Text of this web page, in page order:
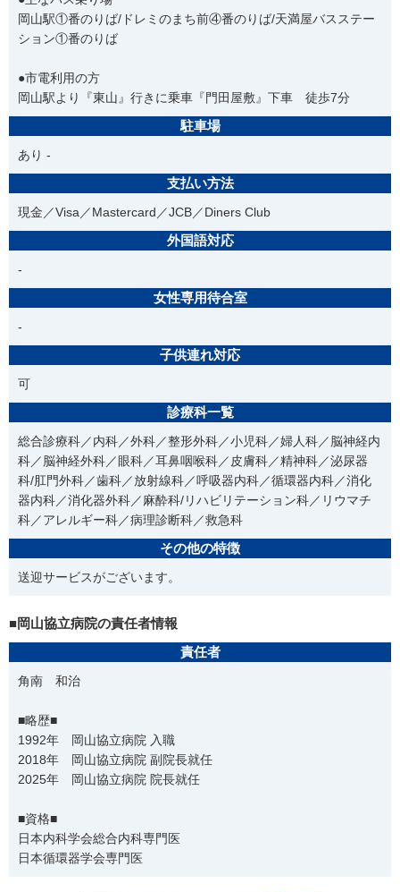
岡山駅①番のりば/ドレミのまち前④番のりば/天満屋バスステー
ション①番のりば
●市電利用の方
岡山駅より『東山』行きに乗車『門田屋敷』下車 徒歩7分
駐車場
あり -
支払い方法
現金／Visa／Mastercard／JCB／Diners Club
外国語対応
-
女性専用待合室
-
子供連れ対応
可
診療科一覧
総合診療科／内科／外科／整形外科／小児科／婦人科／脳神経内
科／脳神経外科／眼科／耳鼻咽喉科／皮膚科／精神科／泌尿器
科/肛門外科／歯科／放射線科／呼吸器内科／循環器内科／消化
器内科／消化器外科／麻酔科/リハビリテーション科／リウマチ
科／アレルギー科／病理診断科／救急科
その他の特徴
送迎サービスがございます。
■岡山協立病院の責任者情報
責任者
角南 和治
■略歴■
1992年 岡山協立病院 入職
2018年 岡山協立病院 副院長就任
2025年 岡山協立病院 院長就任
■資格■
日本内科学会総合内科専門医
日本循環器学会専門医